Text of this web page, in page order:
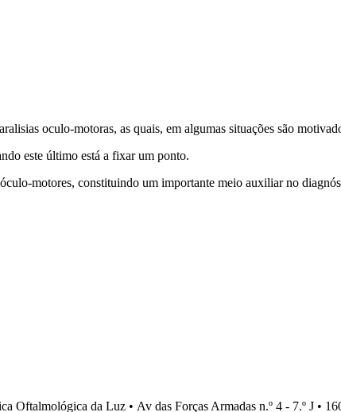
oculo-motoras, as quais, em algumas situações são
este último está a fixar um ponto.
motores, constituindo um importante meio auxiliar no
Oftalmológica da Luz • Av das Forças Armadas n.º 4 - 7.º J •